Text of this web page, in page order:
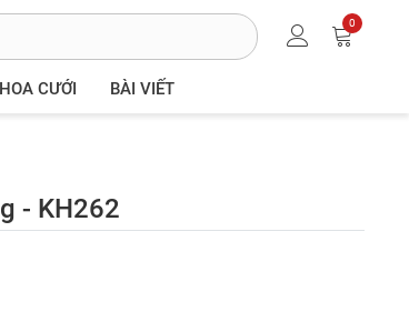
0
HOA CƯỚI BÀI VIẾT
- KH262